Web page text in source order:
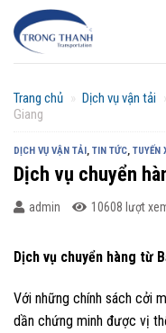
Chuyển
đến
Trang chủ » Dịch vụ vận tải »
Giang
DỊCH VỤ VẬN TẢI, TIN TỨC, TUYẾN
Dịch vụ chuyển
admin 10608 lượt
Dịch vụ chuyển hàng từ
Với những chính sách cởi
dần chứng minh được vị